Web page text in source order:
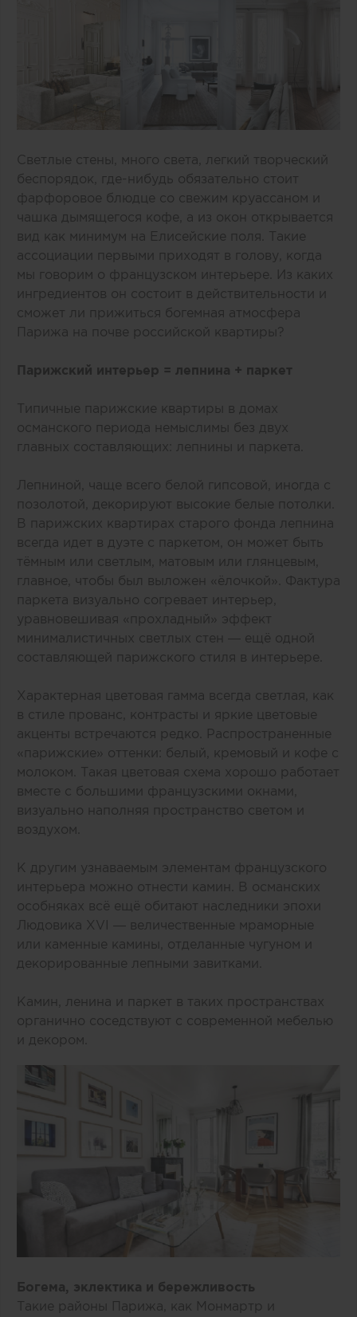
Светлые стены, много света, легкий творческий
беспорядок, где-нибудь обязательно стоит
фарфоровое блюдце со свежим круассаном и
чашка дымящегося кофе, а из окон открывается
вид как минимум на Елисейские поля. Такие
ассоциации первыми приходят в голову, когда
мы говорим о французском интерьере. Из каких
ингредиентов он состоит в действительности и
сможет ли прижиться богемная атмосфера
Парижа на почве российской квартиры?
Парижский интерьер = лепнина + паркет
Типичные парижские квартиры в домах
османского периода немыслимы без двух
главных составляющих: лепнины и паркета.
Лепниной, чаще всего белой гипсовой, иногда с
позолотой, декорируют высокие белые потолки.
В парижских квартирах старого фонда лепнина
всегда идет в дуэте с паркетом, он может быть
тёмным или светлым, матовым или глянцевым,
главное, чтобы был выложен «‎ёлочкой». Фактура
паркета визуально согревает интерьер,
уравновешивая «‎прохладный» эффект
минималистичных светлых стен — ещё одной
составляющей парижского стиля в интерьере.
Характерная цветовая гамма всегда светлая, как
в стиле прованс, контрасты и яркие цветовые
акценты встречаются редко. Распространенные
«‎парижские» оттенки: белый, кремовый и кофе с
молоком. Такая цветовая схема хорошо работает
вместе с большими французскими окнами,
визуально наполняя пространство светом и
воздухом.
К другим узнаваемым элементам французского
интерьера можно отнести камин. В османских
особняках всё ещё обитают наследники эпохи
Людовика XVI — величественные мраморные
или каменные камины, отделанные чугуном и
декорированные лепными завитками.
Камин, ленина и паркет в таких пространствах
органично соседствуют с современной мебелью
и декором.
Богема, эклектика и бережливость
Такие районы Парижа, как Монмартр и